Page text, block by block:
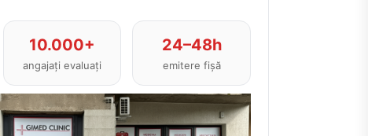
10.000+
angajați evaluați
24–48h
emitere fișă